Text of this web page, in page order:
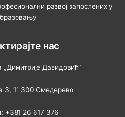
развој запослених у
нас
Давидовић“
3, 11 300 Смедерево
+381 26 617 376